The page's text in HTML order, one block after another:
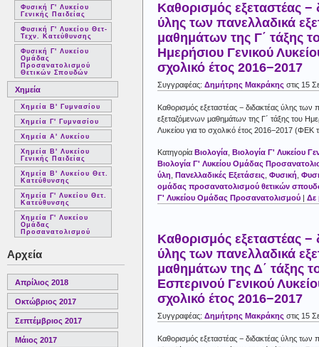
Φυσική Γ' Λυκείου
Γενικής Παιδείας
Φυσική Γ' Λυκείου Θετ-
Τεχν. Κατεύθυνσης
Φυσική Γ' Λυκείου
Ομάδας
Προσανατολισμού
Θετικών Σπουδών
Χημεία
Χημεία Β' Γυμνασίου
Χημεία Γ' Γυμνασίου
Χημεία Α' Λυκείου
Χημεία Β' Λυκείου
Γενικής Παιδείας
Χημεία Β' Λυκείου Θετ.
Κατεύθυνσης
Χημεία Γ' Λυκείου Θετ.
Κατεύθυνσης
Χημεία Γ' Λυκείου
Ομάδας
Προσανατολισμού
Αρχεία
Απρίλιος 2018
Οκτώβριος 2017
Σεπτέμβριος 2017
Μάιος 2017
Καθορισμός εξεταστέας −
ύλης των πανελλαδικά
μαθημάτων της Γ΄ τάξης
Ημερήσιου Γενικού
σχολικό έτος 2016−2017
Συγγραφέας: Δημήτρης Μακράκης στις 15
Καθορισμός εξεταστέας − διδακτέας ύλης των
εξεταζόμενων μαθημάτων της Γ΄ τάξης του
Λυκείου για το σχολικό έτος 2016−2017 (ΦΕΚ
Κατηγορία Βιολογία Βιολογία Γ' Λυκείου
Βιολογία Γ' Λυκείου Ομάδας
ύλη Πανελλαδικές Εξετάσεις Φυσική
ομάδας προσανατολισμού θετικών
Γ' Λυκείου Ομάδας Προσανατολισμού | Δε
Καθορισμός εξεταστέας −
ύλης των πανελλαδικά
μαθημάτων της Δ΄ τάξης
Εσπερινού Γενικού
σχολικό έτος 2016−2017
Συγγραφέας: Δημήτρης Μακράκης στις 15
Καθορισμός εξεταστέας − διδακτέας ύλης των